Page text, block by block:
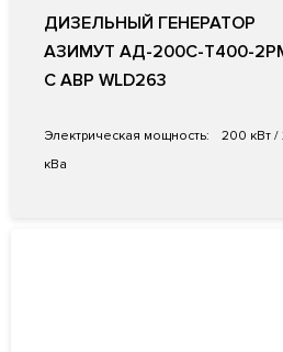
ДИЗЕЛЬНЫЙ ГЕНЕРАТОР
АЗИМУТ АД-200С-Т400-
С АВР WLD263
Электрическая мощность:
200 кВт /
кВа